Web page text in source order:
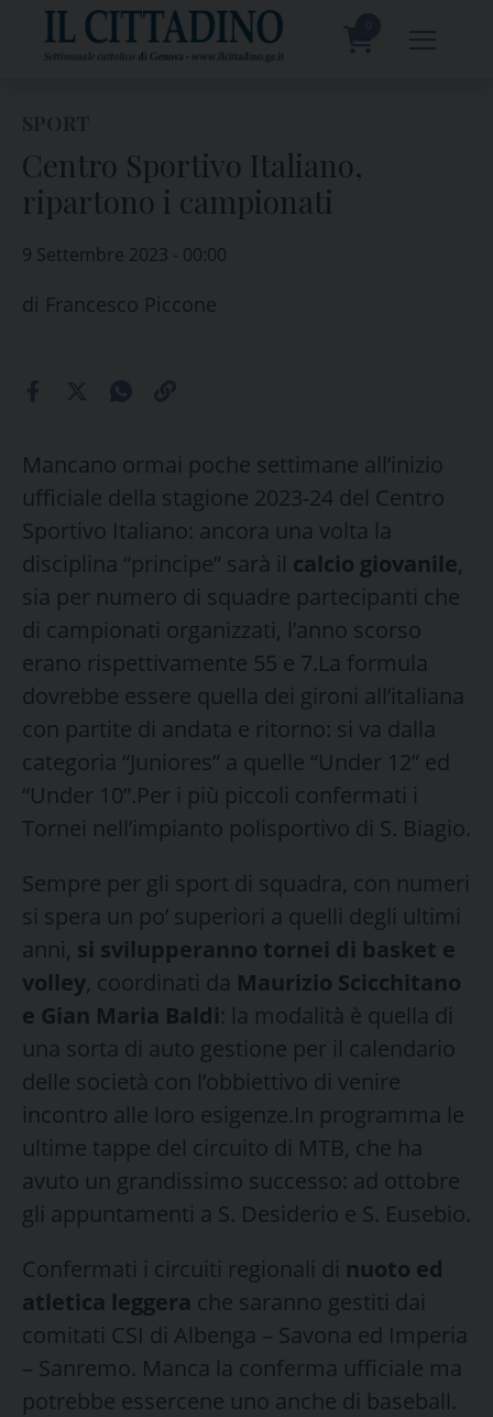
content
Centro Sportivo Italiano,
ripartono i campionati
9 Settembre 2023 - 00:00
di Francesco Piccone
Mancano ormai poche settimane all’inizio
ufficiale della stagione 2023-24 del Centro
Sportivo Italiano: ancora una volta la
disciplina “principe” sarà il calcio giovanile,
sia per numero di squadre partecipanti che
di campionati organizzati, l’anno scorso
erano rispettivamente 55 e 7.La formula
dovrebbe essere quella dei gironi all’italiana
con partite di andata e ritorno: si va dalla
categoria “Juniores” a quelle “Under 12” ed
“Under 10”.Per i più piccoli confermati i
Tornei nell’impianto polisportivo di S. Biagio.
Sempre per gli sport di squadra, con numeri
si spera un po’ superiori a quelli degli ultimi
anni, si svilupperanno tornei di basket e
volley, coordinati da Maurizio Scicchitano
e Gian Maria Baldi: la modalità è quella di
una sorta di auto gestione per il calendario
delle società con l’obbiettivo di venire
incontro alle loro esigenze.In programma le
ultime tappe del circuito di MTB, che ha
avuto un grandissimo successo: ad ottobre
gli appuntamenti a S. Desiderio e S. Eusebio.
Confermati i circuiti regionali di nuoto ed
atletica leggera che saranno gestiti dai
comitati CSI di Albenga – Savona ed Imperia
– Sanremo. Manca la conferma ufficiale ma
potrebbe essercene uno anche di baseball.